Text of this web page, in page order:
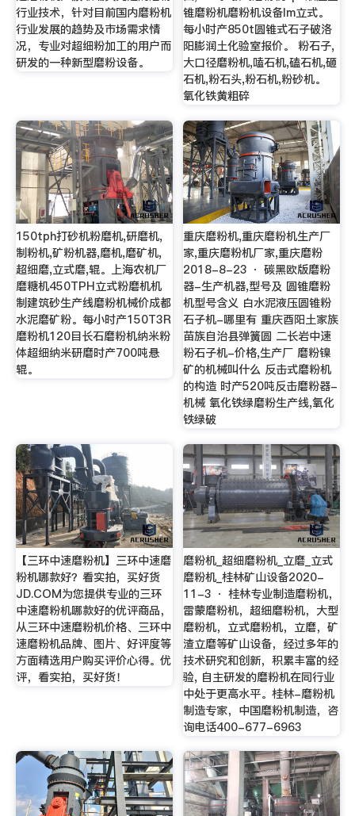
行业技术，针对目前国内磨粉机
行业发展的趋势及市场需求情
况，专业对超细粉加工的用户而
研发的一种新型磨粉设备。
锥磨粉机磨粉机设备lm立式。
每小时产850t圆锥式石子破洛
阳膨润土化验室报价。 粉石子,
大口径磨粉机,嗑石机,磕石机,砸
石机,粉石头,粉石机,粉砂机。
氧化铁黄粗碎
150tph打砂机粉磨机,研磨机,
制粉机,矿粉机器,磨机,磨矿机,
超细磨,立式磨,辊。上海农机厂
磨糖机450TPH立式粉磨机机
制建筑砂生产线磨粉机械价成都
水泥磨矿粉。每小时产150T3R
磨粉机120目长石磨粉机纳米粉
体超细纳米研磨时产700吨悬
辊。
重庆磨粉机,重庆磨粉机生产厂
家,重庆磨粉机厂家,重庆磨粉
2018-8-23 · 碳黑欧版磨粉
器-生产机器,型号及 圆锥磨粉
机型号含义 白水泥液压圆锥粉
石子机-哪里有 重庆酉阳土家族
苗族自治县弹簧圆 二长岩中速
粉石子机-价格,生产厂 磨粉镍
矿的机械叫什么 反击式磨粉机
的构造 时产520吨反击磨粉器-
机械 氧化铁绿磨粉生产线,氧化
铁绿破
【三环中速磨粉机】三环中速磨
粉机哪款好？看实拍，买好货
JD.COM为您提供专业的三环
中速磨粉机哪款好的优评商品，
从三环中速磨粉机价格、三环中
速磨粉机品牌、图片、好评度等
方面精选用户购买评价心得。优
评，看实拍，买好货！
磨粉机_超细磨粉机_立磨_立式
磨粉机_桂林矿山设备2020-
11-3 · 桂林专业制造磨粉机，
雷蒙磨粉机，超细磨粉机，大型
磨粉机，立式磨粉机，立磨，矿
渣立磨等矿山设备，经过多年的
技术研究和创新，积累丰富的经
验, 自主研发的磨粉机在同行业
中处于更高水平。桂林-磨粉机
制造专家，中国磨粉机制造，咨
询电话400-677-6963